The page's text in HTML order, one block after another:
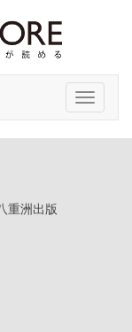
Toggle
重洲出版